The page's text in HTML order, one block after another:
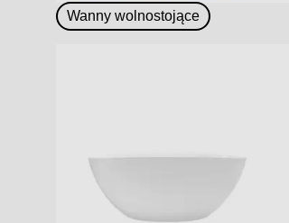
Wanny wolnostojące